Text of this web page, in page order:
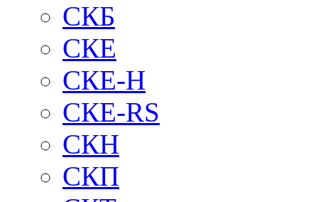
СКБ
СКЕ
СКЕ-H
СКЕ-RS
СКН
СКП